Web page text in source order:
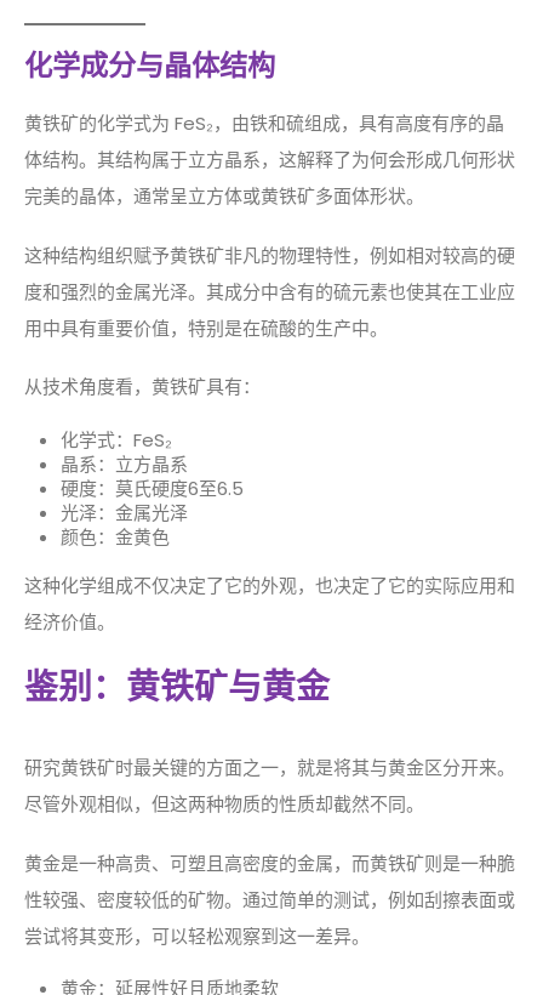
化学成分与晶体结构
黄铁矿的化学式为 FeS₂，由铁和硫组成，具有高度有序的晶
体结构。其结构属于立方晶系，这解释了为何会形成几何形状
完美的晶体，通常呈立方体或黄铁矿多面体形状。
这种结构组织赋予黄铁矿非凡的物理特性，例如相对较高的硬
度和强烈的金属光泽。其成分中含有的硫元素也使其在工业应
用中具有重要价值，特别是在硫酸的生产中。
从技术角度看，黄铁矿具有：
化学式：FeS₂
晶系：立方晶系
硬度：莫氏硬度6至6.5
光泽：金属光泽
颜色：金黄色
这种化学组成不仅决定了它的外观，也决定了它的实际应用和
经济价值。
鉴别：黄铁矿与黄金
研究黄铁矿时最关键的方面之一，就是将其与黄金区分开来。
尽管外观相似，但这两种物质的性质却截然不同。
黄金是一种高贵、可塑且高密度的金属，而黄铁矿则是一种脆
性较强、密度较低的矿物。通过简单的测试，例如刮擦表面或
尝试将其变形，可以轻松观察到这一差异。
黄金：延展性好且质地柔软